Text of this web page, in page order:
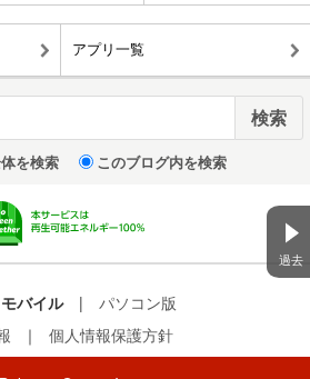
過去
アプリ一覧
を検索 このブログ内を検索
モバイル |
パソコン版
｜ 個人情報保護方針